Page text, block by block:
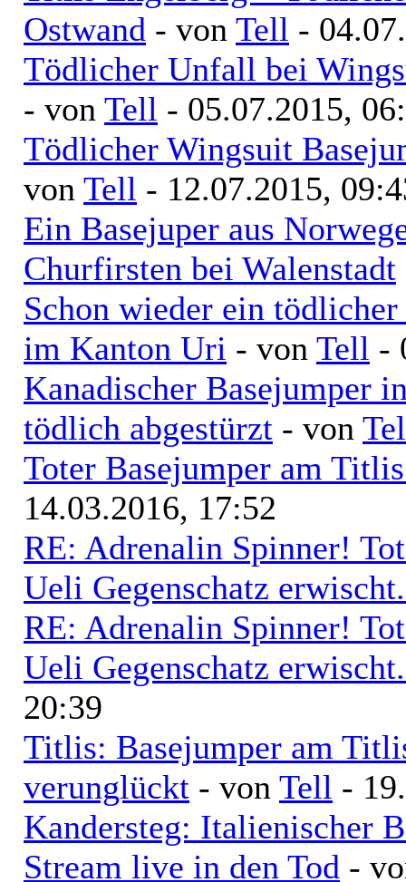
Ostwand - von Tell -
Tödlicher Unfall bei
- von Tell - 05.07.2015,
Tödlicher Wingsuit
von Tell - 12.07.2015,
Ein Basejuper aus
Churfirsten bei Walenstadt
Schon wieder ein
im Kanton Uri - von Tell -
Kanadischer Basejumper
tödlich abgestürzt - von
Toter Basejumper am
14.03.2016, 17:52
RE: Adrenalin Spinner!
Ueli Gegenschatz
RE: Adrenalin Spinner!
Ueli Gegenschatz
20:39
Titlis: Basejumper am
verunglückt - von Tell -
Kandersteg: Italienischer
Stream live in den Tod -